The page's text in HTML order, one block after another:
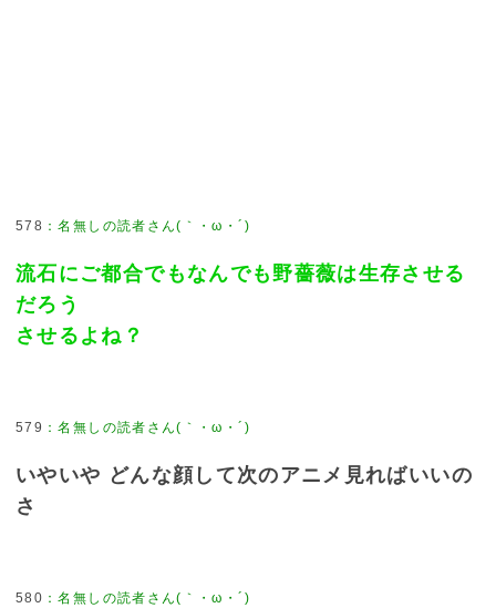
578 ：名無しの読者さん(｀・ω・´)
流石にご都合でもなんでも野薔薇は生存させる
だろう
させるよね？
579 ：名無しの読者さん(｀・ω・´)
いやいや どんな顔して次のアニメ見ればいいの
さ
580 ：名無しの読者さん(｀・ω・´)